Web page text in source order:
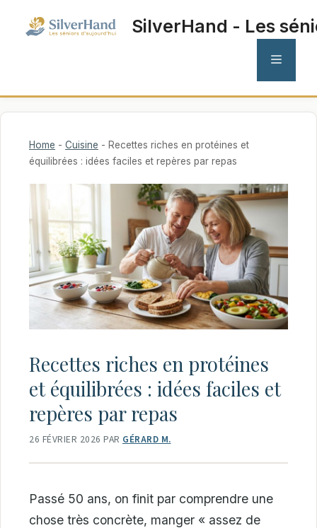
SilverHand - Les
MENU
Home - Cuisine - Recettes riches en protéines et
équilibrées : idées faciles et repères par repas
Recettes riches en protéines
et équilibrées : idées faciles et
repères par repas
26 FÉVRIER 2026 PAR GÉRARD M.
Passé 50 ans, on finit par comprendre une
chose très concrète, manger « assez de